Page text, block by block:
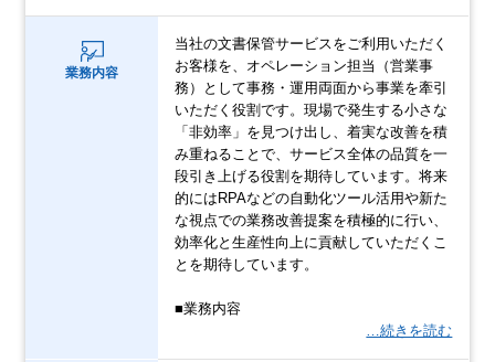
業務内容
当社の文書保管サービスをご利用いただく
お客様を、オペレーション担当（営業事
務）として事務・運用両面から事業を牽引
いただく役割です。現場で発生する小さな
「非効率」を見つけ出し、着実な改善を積
み重ねることで、サービス全体の品質を一
段引き上げる役割を期待しています。将来
的にはRPAなどの自動化ツール活用や新た
な視点での業務改善提案を積極的に行い、
効率化と生産性向上に貢献していただくこ
とを期待しています。
■業務内容
…続きを読む